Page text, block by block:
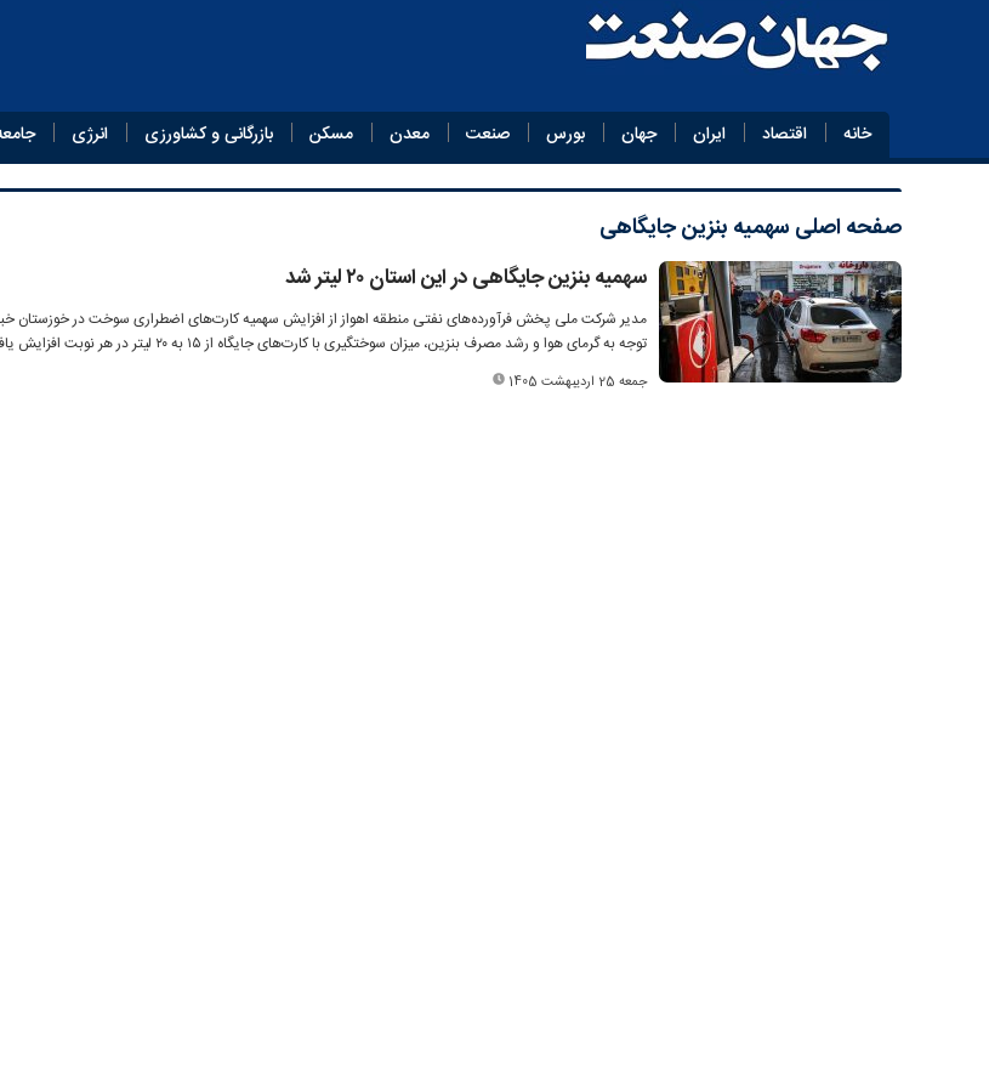
خانه اقتصاد ایران جهان بورس صنعت معدن مسکن بازرگانی و کشاورزی انرژی
صفحه اصلی سهمیه بنزین جایگاهی
سهمیه بنزین جایگاهی در این استان ۲۰ لیتر شد
مدیر شرکت ملی پخش فرآورده‌های نفتی منطقه اهواز از افزایش سهمیه کارت‌های اضطراری سوخت در خوزستان
توجه به گرمای هوا و رشد مصرف بنزین، میزان سوختگیری با کارت‌های جایگاه از ۱۵ به ۲۰ لیتر در هر نوبت افزایش یافته است.
جمعه 25 اردیبهشت 1405